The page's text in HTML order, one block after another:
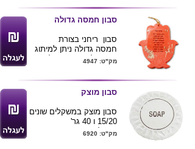
ניתן לשלב את הסבון עם
מגוון מוצרים ולהפוך אותו
למתנה אינטימית וכיפית
סבון חמסה גדולה
סבון ריחני בצורת
חמסה גדולה ניתן למיתוג
ועיצוב לפי דרישת הלקוח
מגיע באריזת צלופן
מק"ט: 4947
סבון מוצק
סבון מוצק במשקלים שונים
15/20 ו 40 גר'
ניתן למיתוג במדבקה
מק"ט: 6920